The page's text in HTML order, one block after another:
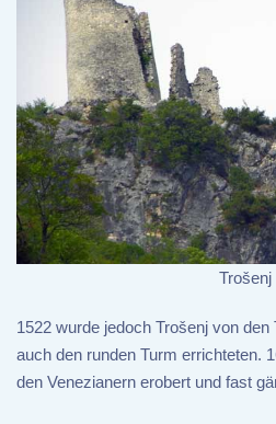
Trošenj
1522 wurde jedoch Trošenj von
auch den runden Turm errichteten.
den Venezianern erobert und fast